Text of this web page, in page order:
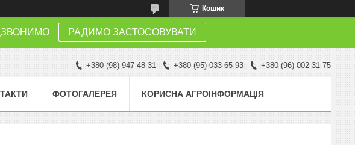
Кошик
РАДИМО ЗАСТОСОВУВАТИ
+380 (98) 947-48-31 +380 (95) 033-65-93 +380 (96) 002-31-75
ФОТОГАЛЕРЕЯ КОРИСНА АГРОІНФОРМАЦІЯ